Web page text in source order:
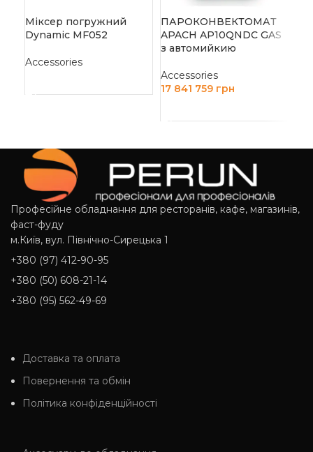
Міксер погружний
Dynamic MF052
Accessories
ПАРОКОНВЕКТОМАТ
APACH AP10QNDC GAS
з автомийкию
Accessories
17 841 759 грн
Професійне обладнання для ресторанів, кафе, магазинів,
фаст-фуду
м.Київ, вул. Північно-Сирецька 1
+380 (97) 412-90-95
+380 (50) 608-21-14
+380 (95) 562-49-69
Доставка та оплата
Повернення та обмін
Політика конфіденційності